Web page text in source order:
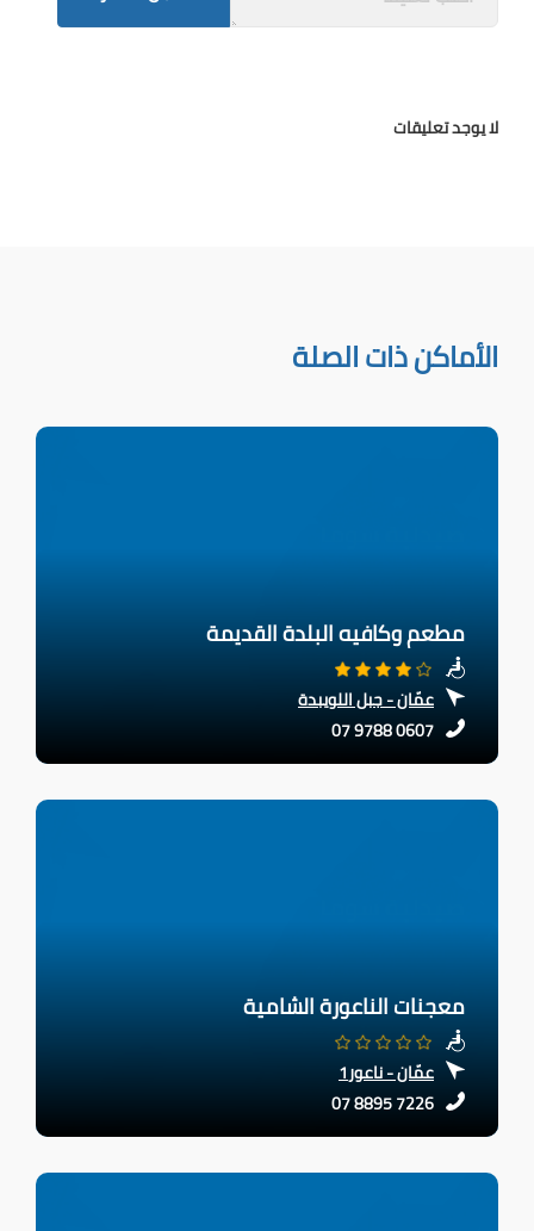
لا يوجد تعليقات
الأماكن ذات الصلة
مطعم وكافيه البلدة القديمة
عمّان - جبل اللويبدة
07 9788 0607
معجنات الناعورة الشامية
عمّان - ناعور1
07 8895 7226